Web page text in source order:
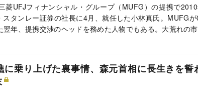
菱UFJフィナンシャル・グループ（MUFG）の提携で
タンレー証券の社長に4月、就任した小林真氏。MUFG
年、提携交渉のヘッドを務めた人物でもある。大荒れの
ットの先行きと今後の戦略を聞いた。
に乗り上げた裏事情、森元首相に長生きを誓